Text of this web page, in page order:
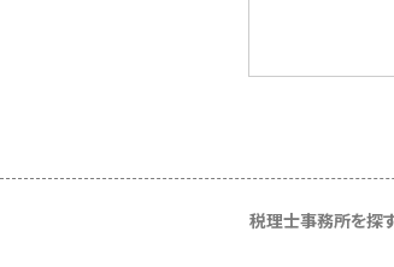
税理士事務所を探